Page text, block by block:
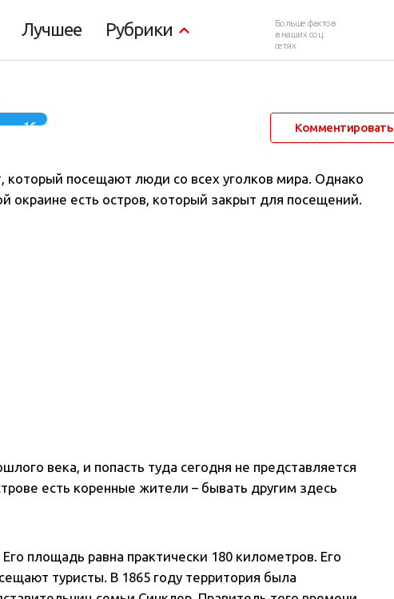
Лучшее Рубрики
Больше фактов
в наших соц.
сетях
16 Комментировать
который посещают люди со всех уголков мира. Однако
окраине есть остров, который закрыт для посещений.
века, и попасть туда сегодня не представляется
есть коренные жители – бывать другим здесь
площадь равна практически 180 километров. Его
туристы. В 1865 году территория была